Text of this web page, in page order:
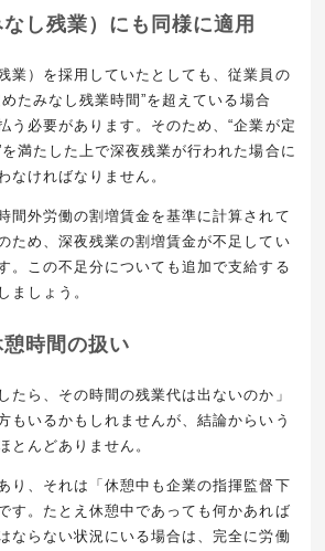
し残業）にも同様に適用
業）を採用していたとしても、従業員の
たみなし残業時間”を超えている場合
う必要があります。そのため、“企業が定
を満たした上で深夜残業が行われた場合に
なければなりません。
間外労働の割増賃金を基準に計算されて
ため、深夜残業の割増賃金が不足してい
。この不足分についても追加で支給する
ましょう。
時間の扱い
たら、その時間の残業代は出ないのか」
もいるかもしれませんが、結論からいう
とんどありません。
り、それは「休憩中も企業の指揮監督下
す。たとえ休憩中であっても何かあれば
ならない状況にいる場合は、完全に労働